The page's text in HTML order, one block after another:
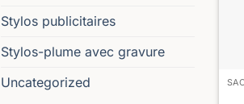
Stylos publicitaires
Stylos-plume avec gravure
Uncategorized